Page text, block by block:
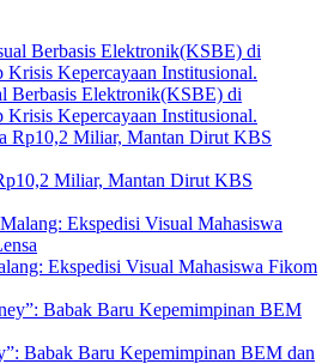
Berbasis Elektronik(KSBE) di
Kepercayaan Institusional.
Miliar, Mantan Dirut KBS
Ekspedisi Visual Mahasiswa Fikom
Babak Baru Kepemimpinan BEM dan